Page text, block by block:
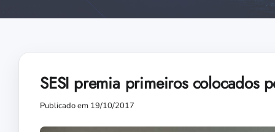
SESI premia primeiros colocados
Publicado em 19/10/2017